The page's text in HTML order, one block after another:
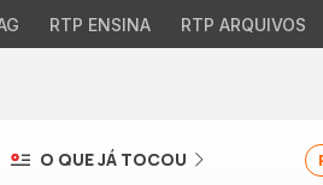
RTP ENSINA RTP ARQUIVOS
O QUE JÁ TOCOU